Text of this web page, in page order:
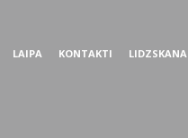
LAIPA KONTAKTI LIDZSKANA